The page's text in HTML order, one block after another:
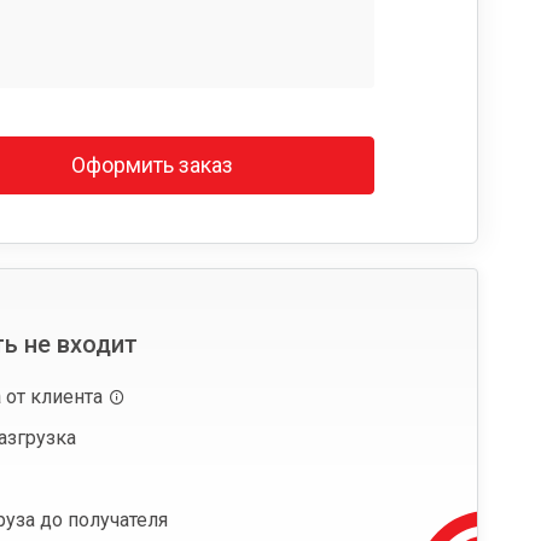
Оформить заказ
не входит
от клиента
до получателя